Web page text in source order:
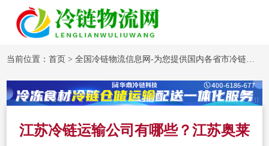
当前位置：首页 >全国冷链物流信息网-为您提供国内各省市冷链物流企业信息
江苏冷链运输公司有哪些？江苏奥莱